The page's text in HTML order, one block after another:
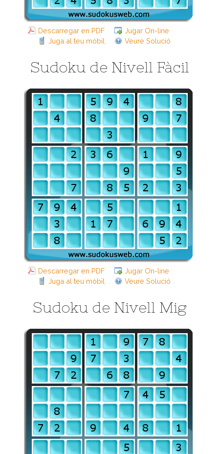
Descarregar en PDF
Jugar On-line
Juga al teu mòbil
Veure Solució
Sudoku de Nivell Fàcil
Descarregar en PDF
Jugar On-line
Juga al teu mòbil
Veure Solució
Sudoku de Nivell Mig